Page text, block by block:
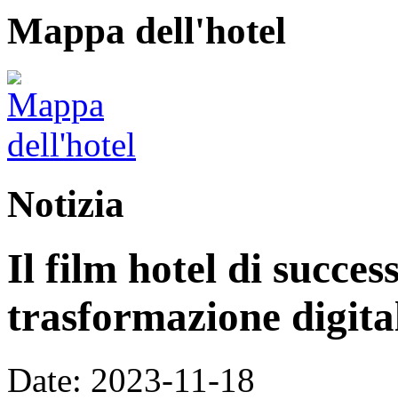
Mappa dell'hotel
Notizia
Il film hotel di
trasformazione
Date: 2023-11-18